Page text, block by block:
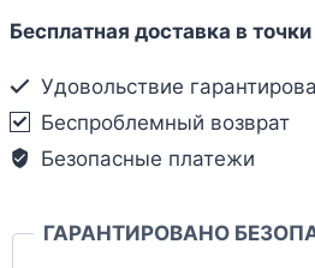
Бесплатная доставка в
Удовольствие
Беспроблемный возврат
Безопасные платежи
ГАРАНТИРОВАНО